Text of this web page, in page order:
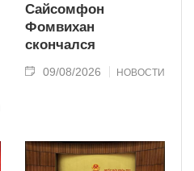
Сайсомфон
Фомвихан
скончался
09/08/2026 НОВОСТИ